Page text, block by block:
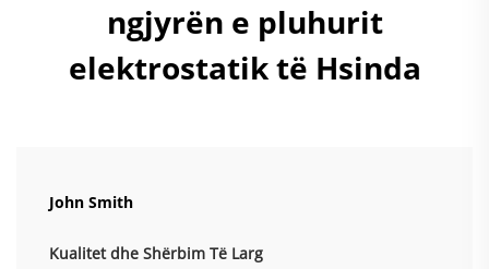
ngjyrën e pluhurit
elektrostatik të Hsinda
John Smith
Kualitet dhe Shërbim Të Larg